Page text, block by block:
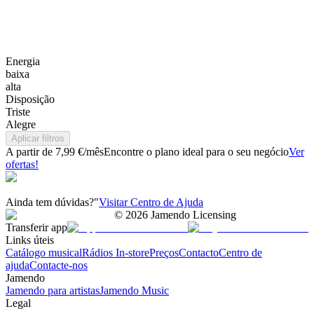
Energia
baixa
alta
Disposição
Triste
Alegre
Aplicar filtros
A partir de 7,99 €/mêsEncontre o plano ideal para o seu negócioVer
ofertas!
Ainda tem dúvidas?"Visitar Centro de Ajuda
© 2026 Jamendo Licensing
Transferir app
Links úteis
Catálogo musicalRádios In-storePreçosContactoCentro de
ajudaContacte-nos
Jamendo
Jamendo para artistasJamendo Music
Legal